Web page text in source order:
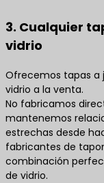
3. Cualquier
vidrio
Ofrecemos tapas a
vidrio a la venta.
No fabricamos
mantenemos
estrechas desde
fabricantes de
combinación
de vidrio.